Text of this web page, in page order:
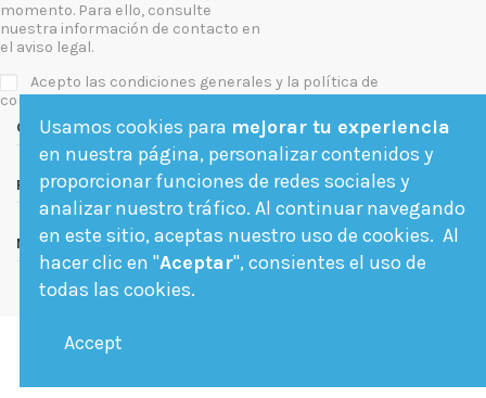
momento. Para ello, consulte
nuestra información de contacto en
el aviso legal.
Acepto las condiciones generales y la política de
confidencialidad
Contact us
Follow us
Newsletter
Usamos cookies para mejorar tu experiencia
en nuestra página, personalizar contenidos y
proporcionar funciones de redes sociales y
analizar nuestro tráfico. Al continuar navegando
en este sitio, aceptas nuestro uso de cookies. Al
hacer clic en "Aceptar", consientes el uso de
todas las cookies.
Accept